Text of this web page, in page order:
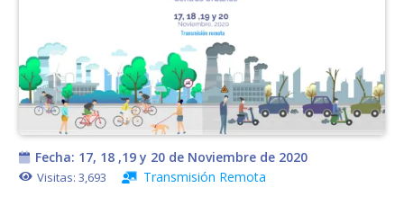
Fecha: 17, 18 ,19 y 20 de Noviembre de 2020
Visitas:3,693 Transmisión Remota